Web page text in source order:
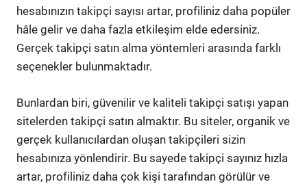
hesabınızın takipçi sayısı artar, profiliniz daha popüler
hâle gelir ve daha fazla etkileşim elde edersiniz.
Gerçek takipçi satın alma yöntemleri arasında farklı
seçenekler bulunmaktadır.
Bunlardan biri, güvenilir ve kaliteli takipçi satışı yapan
sitelerden takipçi satın almaktır. Bu siteler, organik ve
gerçek kullanıcılardan oluşan takipçileri sizin
hesabınıza yönlendirir. Bu sayede takipçi sayınız hızla
artar, profiliniz daha çok kişi tarafından görülür ve